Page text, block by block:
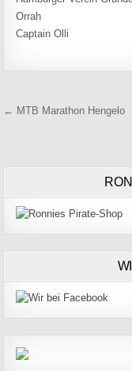
Orrah
Captain Olli
← MTB Marathon Hengelo